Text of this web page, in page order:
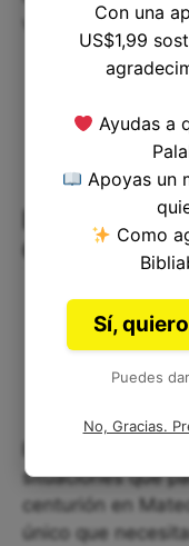
La Fe
Corta sobre
situaciones que
centurión en
único que
Con una
US$1,99
Ayudas a
Apoyas un
Como
Sí,
Puedes
No, Gracias.